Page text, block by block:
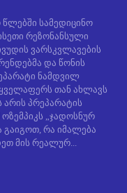
სამედიცინო
რეზონანსული
ვარსკვლავების
და წონის
ნამდვილ
თან ახლავს
არის პრეპარატის
„ჯადოსნურ
გაიგოთ, რა იმალება
მის რეალურ...